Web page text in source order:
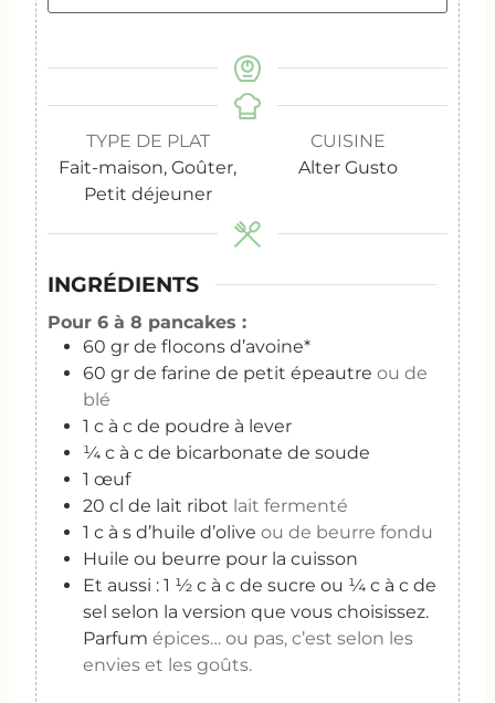
TYPE DE PLAT
Fait-maison, Goûter,
Petit déjeuner
CUISINE
Alter Gusto
INGRÉDIENTS
Pour 6 à 8 pancakes :
60 gr de flocons d’avoine*
60 gr de farine de petit épeautre ou de
blé
1 c à c de poudre à lever
¼ c à c de bicarbonate de soude
1 œuf
20 cl de lait ribot lait fermenté
1 c à s d’huile d’olive ou de beurre fondu
Huile ou beurre pour la cuisson
Et aussi : 1 ½ c à c de sucre ou ¼ c à c de
sel selon la version que vous choisissez.
Parfum épices… ou pas, c’est selon les
envies et les goûts.